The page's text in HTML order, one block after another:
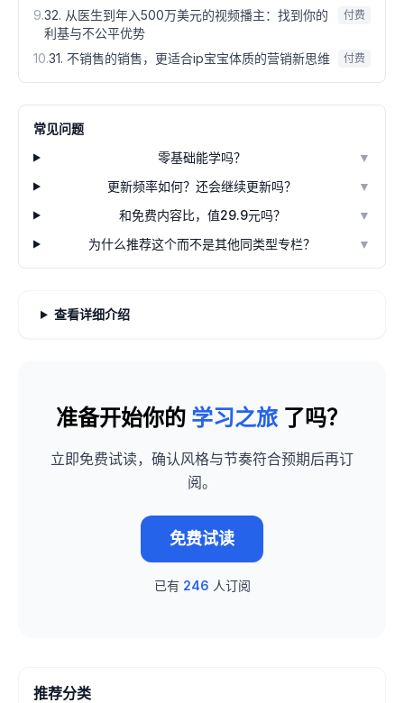
9.32. 从医生到年入500万美元的视频播主：找到你的
利基与不公平优势
付费
10.31. 不销售的销售，更适合ip宝宝体质的营销新思维 付费
常见问题
零基础能学吗？
▼
更新频率如何？还会继续更新吗？
▼
和免费内容比，值29.9元吗？
▼
为什么推荐这个而不是其他同类型专栏？
▼
查看详细介绍
准备开始你的 学习之旅 了吗？
立即免费试读，确认风格与节奏符合预期后再订
阅。
免费试读
已有 246 人订阅
推荐分类